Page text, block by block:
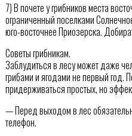
7) В почете у грибников места
ограниченный поселками
юго-восточнее Приозерска.
Советы грибникам.
Заблудиться в лесу может даже
грибами и ягодами не первый год.
придерживаться простых, но
— Перед выходом в лес
телефон.